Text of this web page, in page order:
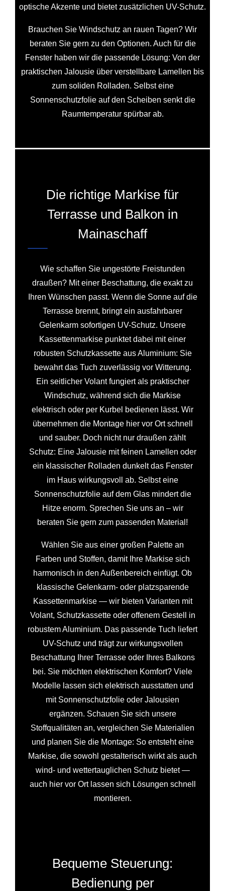
optische Akzente und bietet zusätzlichen UV-Schutz.
Brauchen Sie Windschutz an rauen Tagen? Wir
beraten Sie gern zu den Optionen. Auch für die
Fenster haben wir die passende Lösung: Von der
praktischen Jalousie über verstellbare Lamellen bis
zum soliden Rolladen. Selbst eine
Sonnenschutzfolie auf den Scheiben senkt die
Raumtemperatur spürbar ab.
Die richtige Markise für
Terrasse und Balkon in
Mainaschaff
Wie schaffen Sie ungestörte Freistunden
draußen? Mit einer Beschattung, die exakt zu
Ihren Wünschen passt. Wenn die Sonne auf die
Terrasse brennt, bringt ein ausfahrbarer
Gelenkarm sofortigen UV-Schutz. Unsere
Kassettenmarkise punktet dabei mit einer
robusten Schutzkassette aus Aluminium: Sie
bewahrt das Tuch zuverlässig vor Witterung.
Ein seitlicher Volant fungiert als praktischer
Windschutz, während sich die Markise
elektrisch oder per Kurbel bedienen lässt. Wir
übernehmen die Montage hier vor Ort schnell
und sauber. Doch nicht nur draußen zählt
Schutz: Eine Jalousie mit feinen Lamellen oder
ein klassischer Rolladen dunkelt das Fenster
im Haus wirkungsvoll ab. Selbst eine
Sonnenschutzfolie auf dem Glas mindert die
Hitze enorm. Sprechen Sie uns an – wir
beraten Sie gern zum passenden Material!
Wählen Sie aus einer großen Palette an
Farben und Stoffen, damit Ihre Markise sich
harmonisch in den Außenbereich einfügt. Ob
klassische Gelenkarm- oder platzsparende
Kassettenmarkise — wir bieten Varianten mit
Volant, Schutzkassette oder offenem Gestell in
robustem Aluminium. Das passende Tuch liefert
UV-Schutz und trägt zur wirkungsvollen
Beschattung Ihrer Terrasse oder Ihres Balkons
bei. Sie möchten elektrischen Komfort? Viele
Modelle lassen sich elektrisch ausstatten und
mit Sonnenschutzfolie oder Jalousien
ergänzen. Schauen Sie sich unsere
Stoffqualitäten an, vergleichen Sie Materialien
und planen Sie die Montage: So entsteht eine
Markise, die sowohl gestalterisch wirkt als auch
wind- und wettertauglichen Schutz bietet —
auch hier vor Ort lassen sich Lösungen schnell
montieren.
Bequeme Steuerung:
Bedienung per